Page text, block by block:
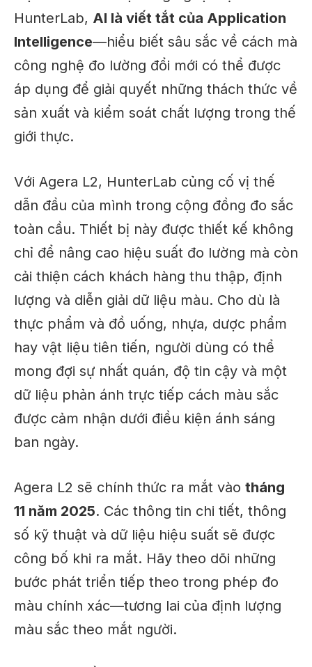
HunterLab, AI là viết tắt của Application
Intelligence—hiểu biết sâu sắc về cách mà
công nghệ đo lường đổi mới có thể được
áp dụng để giải quyết những thách thức về
sản xuất và kiểm soát chất lượng trong thế
giới thực.
Với Agera L2, HunterLab củng cố vị thế
dẫn đầu của mình trong cộng đồng đo sắc
toàn cầu. Thiết bị này được thiết kế không
chỉ để nâng cao hiệu suất đo lường mà còn
cải thiện cách khách hàng thu thập, định
lượng và diễn giải dữ liệu màu. Cho dù là
thực phẩm và đồ uống, nhựa, dược phẩm
hay vật liệu tiên tiến, người dùng có thể
mong đợi sự nhất quán, độ tin cậy và một
dữ liệu phản ánh trực tiếp cách màu sắc
được cảm nhận dưới điều kiện ánh sáng
ban ngày.
Agera L2 sẽ chính thức ra mắt vào tháng
11 năm 2025. Các thông tin chi tiết, thông
số kỹ thuật và dữ liệu hiệu suất sẽ được
công bố khi ra mắt. Hãy theo dõi những
bước phát triển tiếp theo trong phép đo
màu chính xác—tương lai của định lượng
màu sắc theo mắt người.